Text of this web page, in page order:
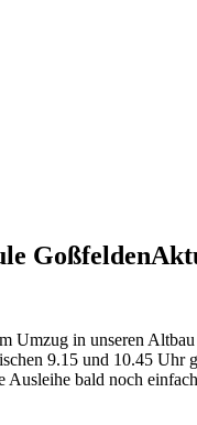
Umzug in unseren
9.15 und 10.45
Ausleihe bald noch